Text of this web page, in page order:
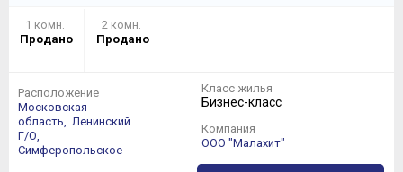
1 комн.
Продано
2 комн.
Продано
Расположение
Московская
область, Ленинский
Г/О,
Симферопольское
Класс жилья
Бизнес-класс
Компания
ООО "Малахит"